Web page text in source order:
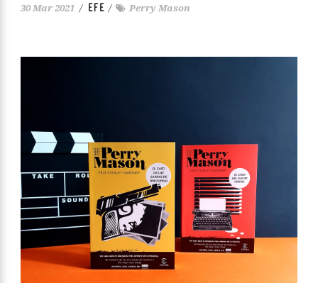
30 Mar 2021 / EFE / Perry Mason